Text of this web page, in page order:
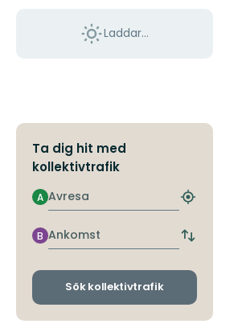
Laddar...
Ta dig hit med
kollektivtrafik
Avresa
A
Hitta
hållplats
Ankomst
B
Byt
och
Sök kollektivtrafik